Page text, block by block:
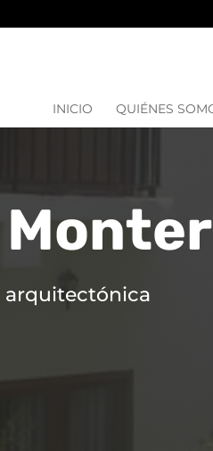
INICIO QUIÉNES
arquitectónica